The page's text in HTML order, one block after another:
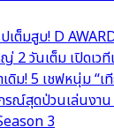
เต็มสูบ! D
2 วันเต็ม เปิดเ
เดิม! 5 เชฟหนุ่ม
รณ์สุดป่วนเล่นงา
3